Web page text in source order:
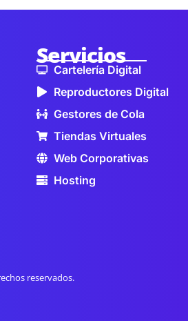
Servicios
Cartelería Digital
Reproductores Digital
Gestores de Cola
Tiendas Virtuales
Web Corporativas
Hosting
reservados.